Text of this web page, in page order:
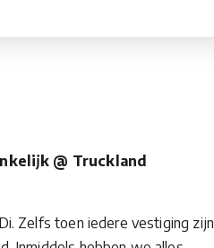
@ Truckland
Zelfs toen iedere vestiging zijn